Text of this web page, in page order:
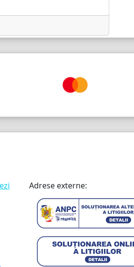
Adrese externe: